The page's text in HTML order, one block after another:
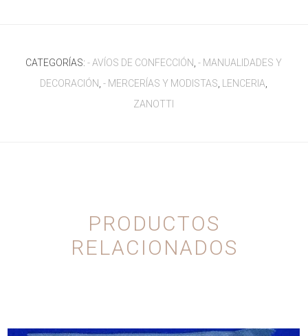
CATEGORÍAS:- AVÍOS DE CONFECCIÓN ,- MANUALIDADES Y
DECORACIÓN ,- MERCERÍAS Y MODISTAS LENCERIA
ZANOTTI
PRODUCTOS
RELACIONADOS